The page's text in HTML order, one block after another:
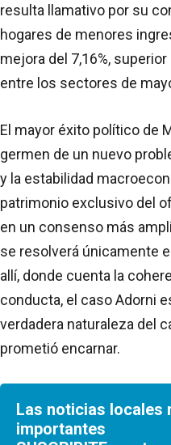
resulta llamativo por su
hogares de menores
mejora del 7,16%,
entre los sectores de
El mayor éxito político de
germen de un nuevo
y la estabilidad
patrimonio exclusivo del
en un consenso más
se resolverá únicamente
allí, donde cuenta la
conducta, el caso Adorni
verdadera naturaleza del
prometió encarnar.
Las noticias locales
importantes